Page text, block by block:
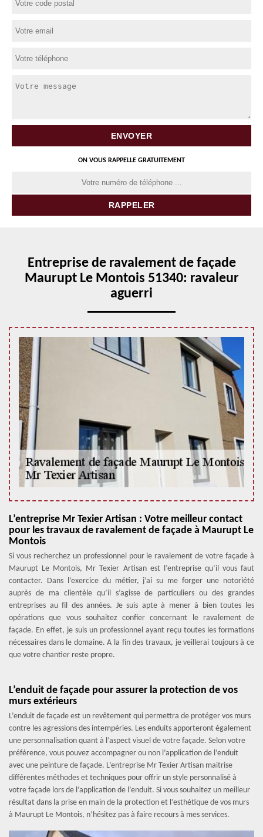
ON VOUS RAPPELLE GRATUITEMENT
Entreprise de ravalement de façade
Maurupt Le Montois 51340: ravaleur
aguerri
L’entreprise Mr Texier Artisan : Votre meilleur contact
pour les travaux de ravalement de façade à Maurupt Le
Montois
Si vous recherchez un professionnel pour le ravalement de votre façade à
Maurupt Le Montois, Mr Texier Artisan est l’entreprise qu’il vous faut
contacter. Dans l’exercice du métier, j’ai su me forger une notoriété
auprès de ma clientèle qu’il s’agisse de particuliers ou des grandes
entreprises au fil des années. Je suis apte à mener à bien toutes les
opérations que vous souhaitez confier concernant le ravalement de
façade. En effet, je suis un professionnel ayant reçu toutes les formations
nécessaires dans le domaine. A la fin des travaux, je veillerai toujours à ce
que votre chantier reste propre.
L’enduit de façade pour assurer la protection de vos
murs extérieurs
L’enduit de façade est un revêtement qui permettra de protéger vos murs
contre les agressions des intempéries. Les enduits apporteront également
une personnalisation quant à l’aspect visuel de votre façade. Selon votre
préférence, vous pouvez accompagner ou non l’application de l’enduit
avec une peinture de façade. L’entreprise Mr Texier Artisan maitrise
différentes méthodes et techniques pour offrir un style personnalisé à
votre façade lors de l’application de l’enduit. Si vous souhaitez un meilleur
résultat dans la prise en main de la protection et l’esthétique de vos murs
à Maurupt Le Montois, n’hésitez pas à faire recours à mes services.